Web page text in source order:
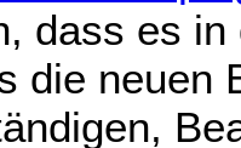
dass es
die neuen